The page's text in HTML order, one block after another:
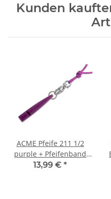
Kunden
ACME Pfeife 211 1/2
purple + Pfeifenband
kostenlos
13,99 € *